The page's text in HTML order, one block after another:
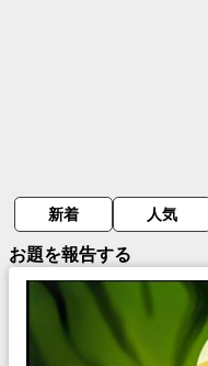
新着 人気
お題を報告する